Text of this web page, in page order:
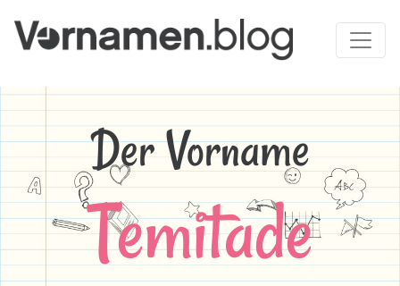
Der Vorname
Temitade